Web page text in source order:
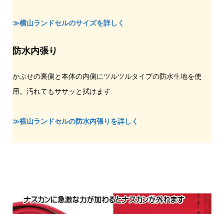
≫横山ランドセルのサイズを詳しく
防水内張り
かぶせの裏側と本体の内側にツルツルタイプの防水生地を使
用。汚れてもササッと拭けます
≫横山ランドセルの防水内張りを詳しく